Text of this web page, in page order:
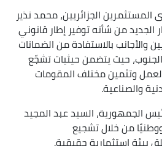
الجزائريين، محمد نذير
الجديد من شأنه توفير إطار قانوني
بالاستفادة من الضمانات
حيث يتضمن حيثيات تشجّع
وتثمين مختلف المقومات
والصناعية.
الجمهورية، السيد عبد المجيد
من خلال تشجيع
بيئة استثمارية حقيقية.